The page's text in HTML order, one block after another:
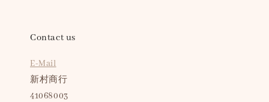
Contact us
E-Mail
新村商行
41068003